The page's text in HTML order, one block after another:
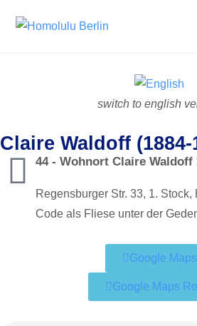
switch to english
Claire Waldoff (1884-
44 - Wohnort Claire Waldoff
Regensburger Str. 33, 1.
Code als Fliese unter der
Google Maps
Google Maps